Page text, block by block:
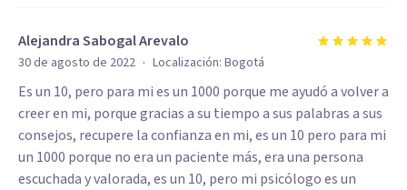
Alejandra Sabogal Arevalo
30 de agosto de 2022 · Localización: Bogotá
Es un 10, pero para mi es un 1000 porque me ayudó a volver a
creer en mi, porque gracias a su tiempo a sus palabras a sus
consejos, recupere la confianza en mi, es un 10 pero para mi
un 1000 porque no era un paciente más, era una persona
escuchada y valorada, es un 10, pero mi psicólogo es un